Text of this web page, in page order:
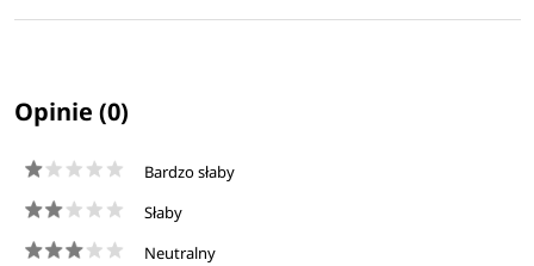
Opinie (0)
Bardzo słaby
Słaby
Neutralny